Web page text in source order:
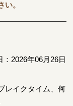
。
2026年06月26日
レイクタイム、何